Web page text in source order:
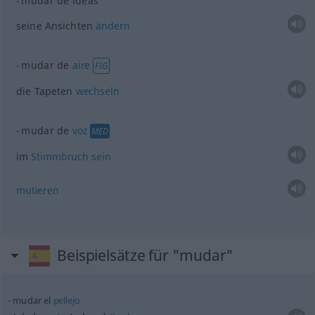
seine Ansichten ändern
mudar de aire FIG
die Tapeten wechseln
mudar de voz MED
im Stimmbruch sein
mutieren
Beispielsätze für "mudar"
mudar el pellejo